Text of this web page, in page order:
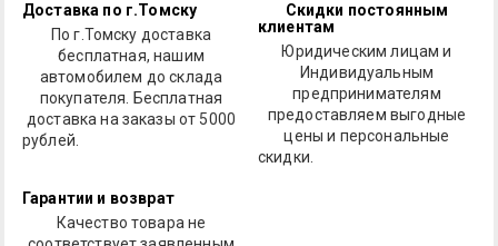
Доставка по г.Томску
По г.Томску доставка
бесплатная, нашим
автомобилем до склада
покупателя. Бесплатная
доставка на заказы от 5000
рублей.
Скидки постоянным
клиентам
Юридическим лицам и
Индивидуальным
предпринимателям
предоставляем выгодные
цены и персональные
скидки.
Гарантии и возврат
Качество товара не